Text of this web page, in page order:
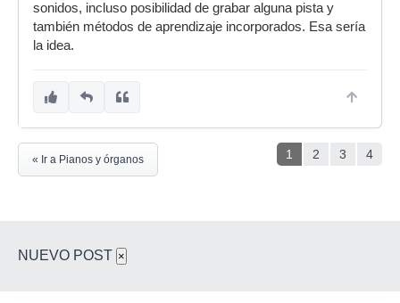
sonidos, incluso posibilidad de grabar alguna pista y
también métodos de aprendizaje incorporados. Esa sería
la idea.
1 2 3 4
« Ir a Pianos y órganos
NUEVO POST ×